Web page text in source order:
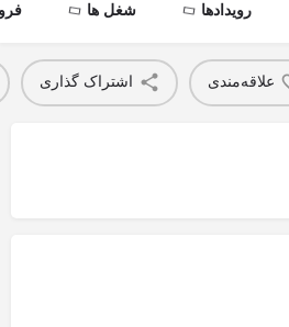
رویدادها شغل ها
علاقه‌مندی اشتراک گذاری